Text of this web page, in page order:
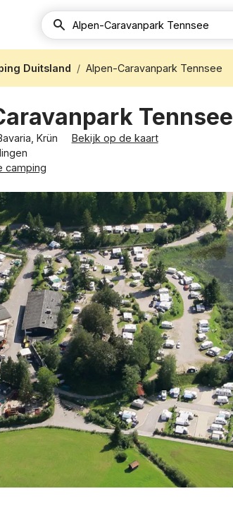
Duitsland Alpen-Caravanpark Tennsee
Tennsee
Krün
Bekijk op de kaart
camping